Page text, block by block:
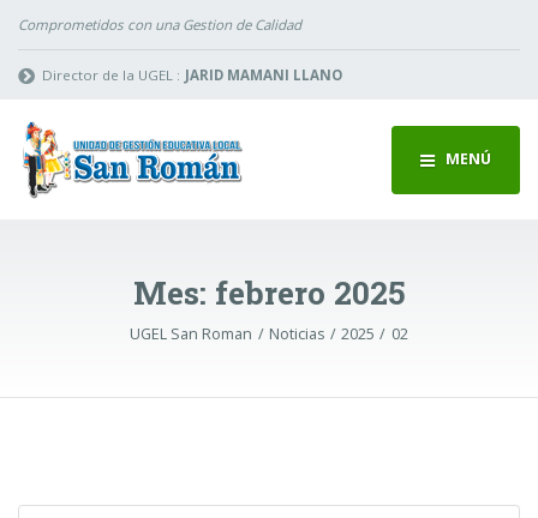
Comprometidos con una Gestion de Calidad
Director de la UGEL : JARID MAMANI LLANO
MENÚ
Mes: febrero 2025
UGEL San Roman Noticias 2025 02